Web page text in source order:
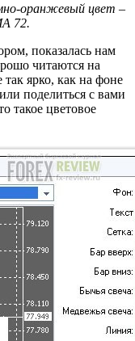
оранжевый цвет –
72.
показалась нам
читаются на
ярко, как на фоне
поделиться с вами
такое цветовое